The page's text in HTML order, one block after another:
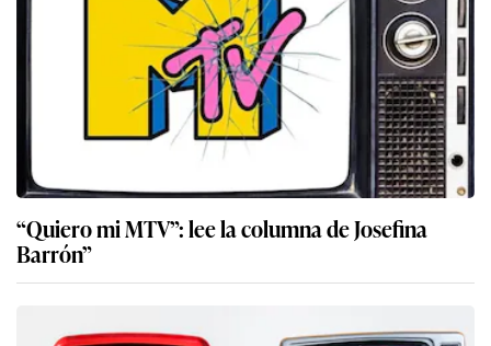
“Quiero mi MTV”: lee la columna de Josefina
Barrón”